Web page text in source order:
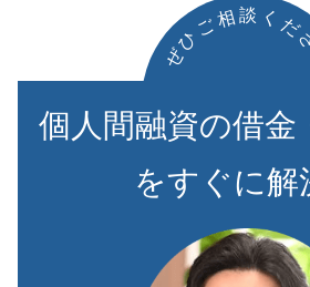
ぜ
ひ
ご相談 く だ
個人間融資の借金
をすぐに解